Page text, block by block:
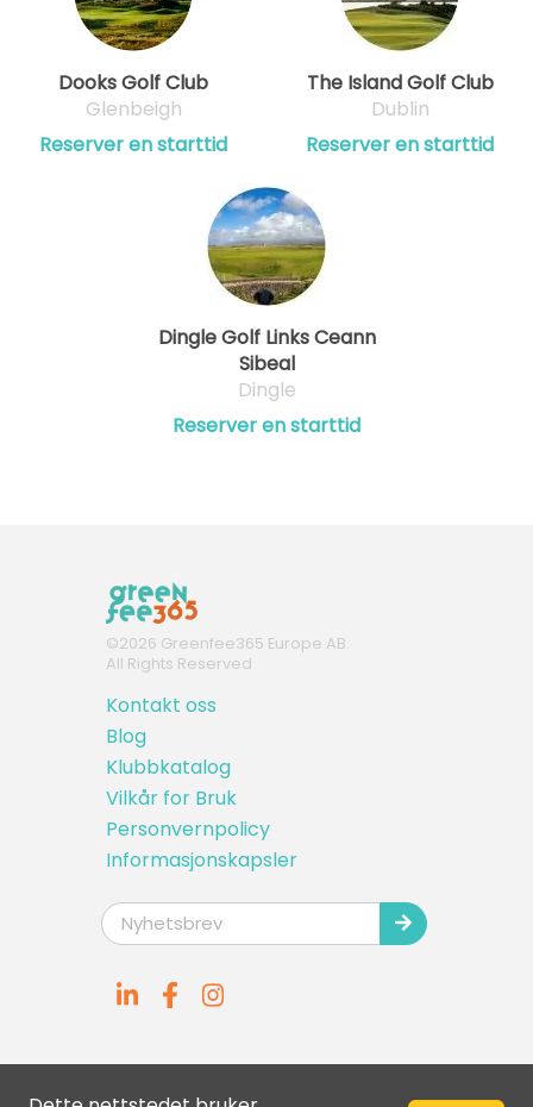
Dooks Golf Club
Glenbeigh
Reserver en starttid
The Island Golf Club
Dublin
Reserver en starttid
Dingle Golf Links Ceann
Sibeal
Dingle
Reserver en starttid
©2026 Greenfee365 Europe AB.
All Rights Reserved
Kontakt oss
Blog
Klubbkatalog
Vilkår for Bruk
Personvernpolicy
Informasjonskapsler